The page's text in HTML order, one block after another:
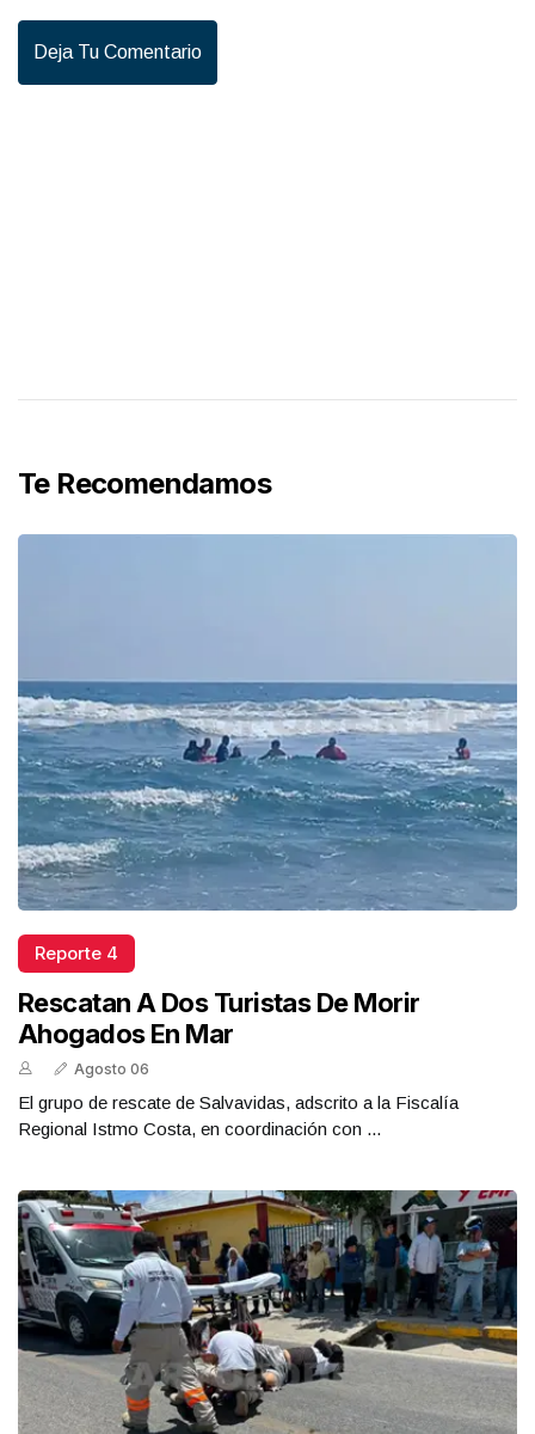
Deja Tu Comentario
Te Recomendamos
Reporte 4
Rescatan A Dos Turistas De Morir
Ahogados En Mar
Agosto 06
El grupo de rescate de Salvavidas, adscrito a la Fiscalía
Regional Istmo Costa, en coordinación con ...